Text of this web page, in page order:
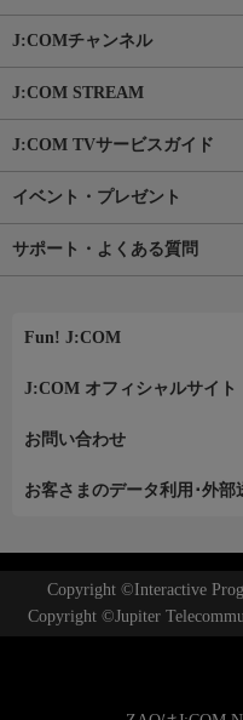
J:COMチャンネル
J:COM STREAM
J:COM TVサービスガイド
イベント・プレゼント
サポート・よくある質問
Fun! J:COM
J:COM オフィシャルサイト
お問い合わせ
お客さまのデータ利用･外部
Copyright ©Interactive
Copyright ©Jupiter